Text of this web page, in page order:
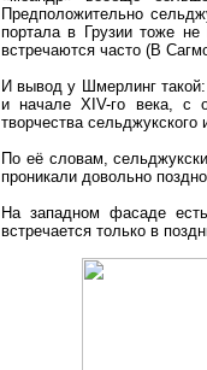
Предположительно
портала в Грузии тоже
встречаются часто (В
И вывод у Шмерлинг
и начале XIV-го века, с
творчества сельджукского
По её словам,
проникали довольно
На западном фасаде
встречается только в